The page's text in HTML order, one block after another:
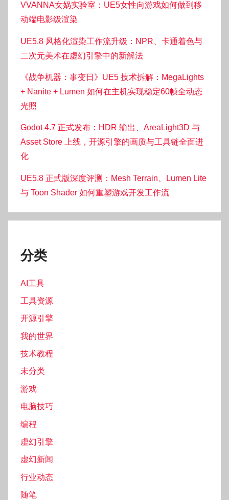
VVANNA女娲实验室：UE5女性向游戏如何做到移
动端电影级渲染
UE5.8 风格化渲染工作流升级：NPR、卡通着色与
二次元美术在虚幻引擎中的新解法
《战争机器：事变日》UE5 技术拆解：MegaLights
+ Nanite + Lumen 如何在主机实现稳定60帧全动态
光照
Godot 4.7 正式发布：HDR 输出、AreaLight3D 与
Asset Store 上线，开源引擎的画质与工具链全面进
化
UE5.8 正式版深度评测：Mesh Terrain、Lumen Lite
与 Toon Shader 如何重塑游戏开发工作流
分类
AI工具
工具资源
开源引擎
我的世界
技术教程
未分类
游戏
电脑技巧
编程
虚幻引擎
虚幻新闻
行业动态
随笔